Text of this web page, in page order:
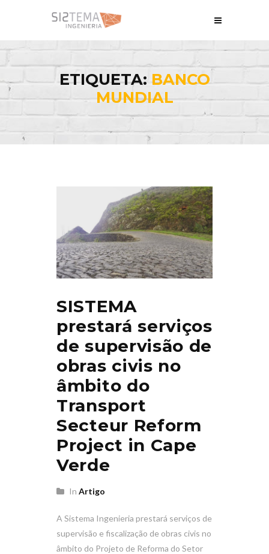
ETIQUETA: BANCO
MUNDIAL
SISTEMA
prestará serviços
de supervisão de
obras civis no
âmbito do
Transport
Secteur Reform
Project in Cape
Verde
In Artigo
A Sistema Ingenieria prestará serviços de
supervisão e fiscalização de obras civis no
âmbito do Projeto de Reforma do Setor